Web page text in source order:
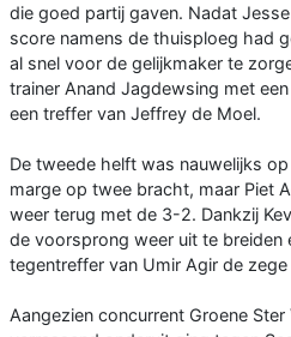
die goed partij gaven. Nadat
score namens de thuisploeg had
al snel voor de gelijkmaker te
trainer Anand Jagdewsing met
een treffer van Jeffrey de Moel.
De tweede helft was nauwelijks
marge op twee bracht, maar Piet
weer terug met de 3-2. Dankzij
de voorsprong weer uit te breiden
tegentreffer van Umir Agir de
Aangezien concurrent Groene